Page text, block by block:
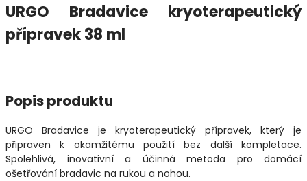
URGO Bradavice kryoterapeutický
přípravek 38 ml
Popis produktu
URGO Bradavice je kryoterapeutický přípravek, který je
připraven k okamžitému použití bez další kompletace.
Spolehlivá, inovativní a účinná metoda pro domácí
ošetřování bradavic na rukou a nohou.